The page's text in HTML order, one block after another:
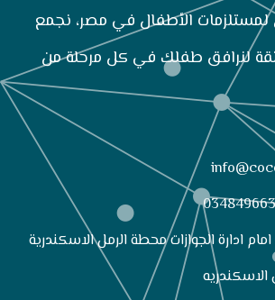
الأطفال في مصر، نجمع
لنرافق طفلك في كل مرحلة من